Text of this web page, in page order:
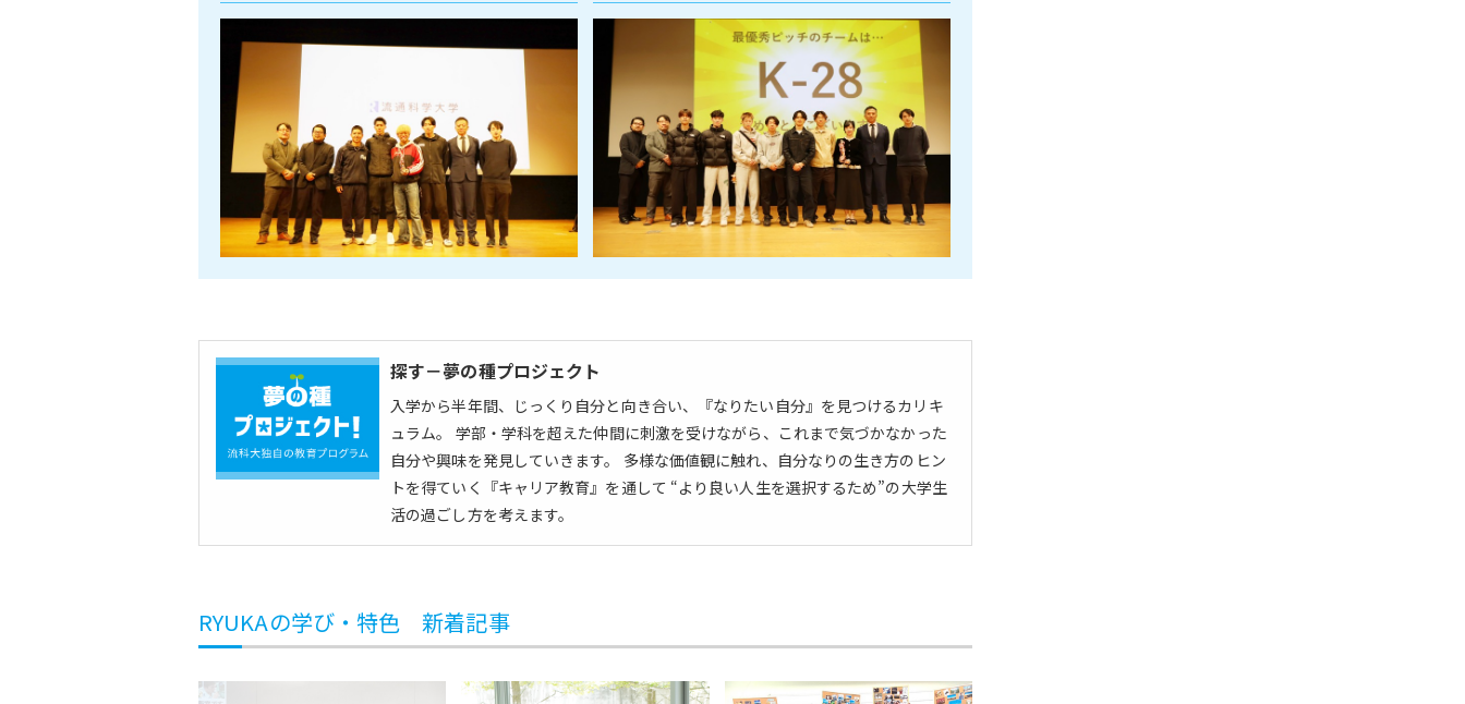
探す－夢の種プロジェクト
入学から半年間、じっくり自分と向き合い、『なりたい自分』を見つけるカリキ
ュラム。 学部・学科を超えた仲間に刺激を受けながら、これまで気づかなかった
自分や興味を発見していきます。 多様な価値観に触れ、自分なりの生き方のヒン
トを得ていく『キャリア教育』を通して “より良い人生を選択するため”の大学生
活の過ごし方を考えます。
RYUKAの学び・特色 新着記事